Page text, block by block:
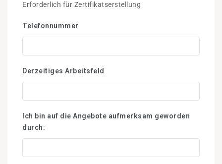
Erforderlich für Zertifikatserstellung
Telefonnummer
Derzeitiges Arbeitsfeld
Ich bin auf die Angebote aufmerksam geworden
durch: